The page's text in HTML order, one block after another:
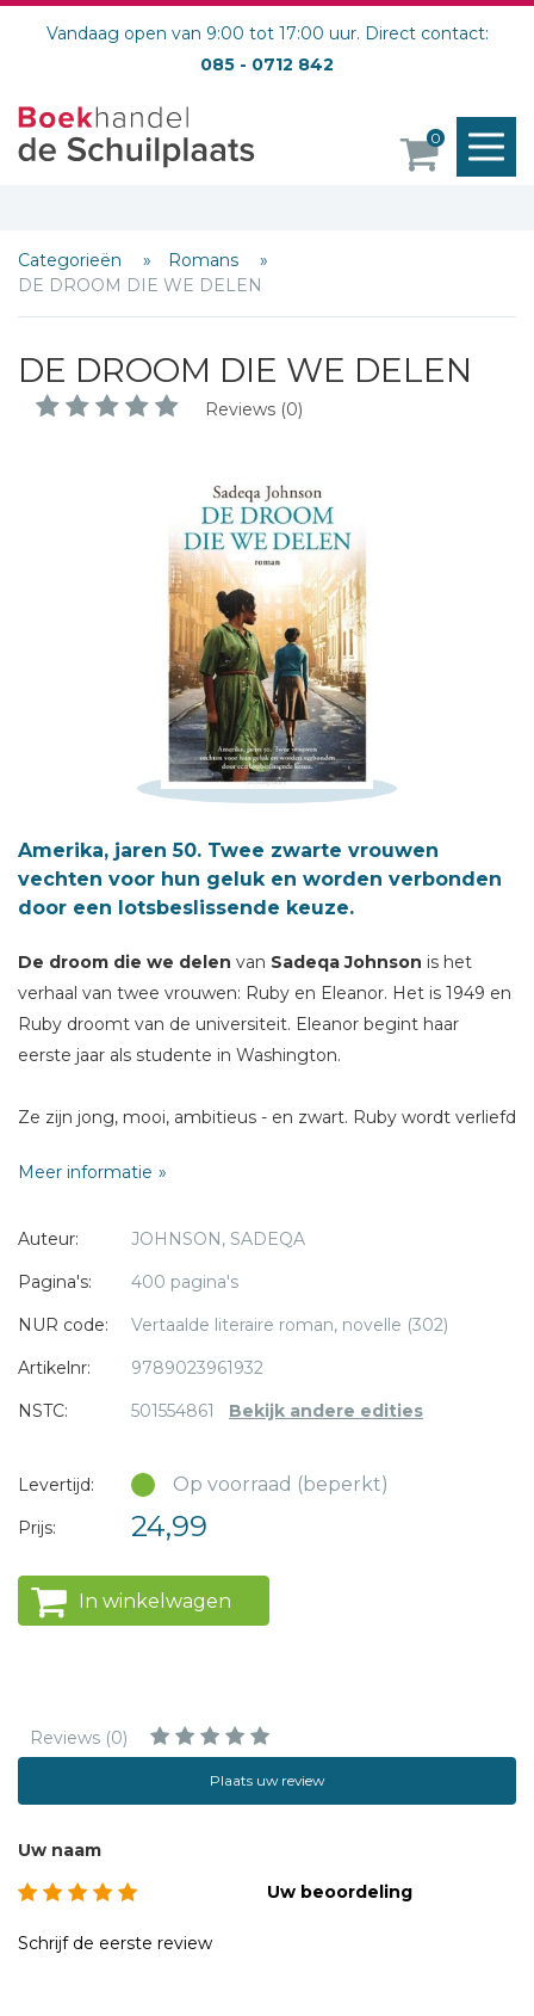
Vandaag open van 9:00 tot 17:00 uur. Direct contact:
085 - 0712 842
0
Categorieën
Romans
DE DROOM DIE WE DELEN
DE DROOM DIE WE DELEN
Reviews (0)
Amerika, jaren 50. Twee zwarte vrouwen
vechten voor hun geluk en worden verbonden
door een lotsbeslissende keuze.
De droom die we delen van Sadeqa Johnson is het
verhaal van twee vrouwen: Ruby en Eleanor. Het is 1949 en
Ruby droomt van de universiteit. Eleanor begint haar
eerste jaar als studente in Washington.
Ze zijn jong, mooi, ambitieus - en zwart. Ruby wordt verliefd
William Pride. Haar geluk wordt overschaduwd door de rijke
kinderwens.
onverwachte manier samen. Durven ze hun lot te
overstijgen om grootste dromen te bereiken?
Meer informatie
Auteur:
JOHNSON, SADEQA
Pagina's:
400 pagina's
NUR code:
Vertaalde literaire roman, novelle (302)
Artikelnr:
9789023961932
NSTC:
501554861 Bekijk andere edities
Levertijd: Op voorraad (beperkt)
Prijs: 24,99
In winkelwagen
Reviews (0)
Plaats uw review
Sterren
E-mail *
Titel *
Bericht *
* = verplicht
Uw naam
Uw beoordeling
Schrijf de eerste review